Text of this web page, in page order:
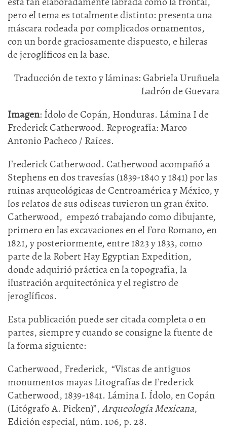
pero el tema es totalmente distinto: presenta una
máscara rodeada por complicados ornamentos,
con un borde graciosamente dispuesto, e hileras
de jeroglíficos en la base.
Traducción de texto y láminas: Gabriela Uruñuela
Ladrón de Guevara
Imagen: Ídolo de Copán, Honduras. Lámina I de
Frederick Catherwood. Reprografía: Marco
Antonio Pacheco / Raíces.
Frederick Catherwood. Catherwood acompañó a
Stephens en dos travesías (1839-1840 y 1841) por las
ruinas arqueológicas de Centroamérica y México, y
los relatos de sus odiseas tuvieron un gran éxito.
Catherwood, empezó trabajando como dibujante,
primero en las excavaciones en el Foro Romano, en
1821, y posteriormente, entre 1823 y 1833, como
parte de la Robert Hay Egyptian Expedition,
donde adquirió práctica en la topografía, la
ilustración arquitectónica y el registro de
jeroglíficos.
Esta publicación puede ser citada completa o en
partes, siempre y cuando se consigne la fuente de
la forma siguiente:
Catherwood, Frederick, “Vistas de antiguos
monumentos mayas Litografías de Frederick
Catherwood, 1839-1841. Lámina I. Ídolo, en Copán
(Litógrafo A. Picken)”,Arqueología Mexicana,
Edición especial, núm. 106, p. 28.